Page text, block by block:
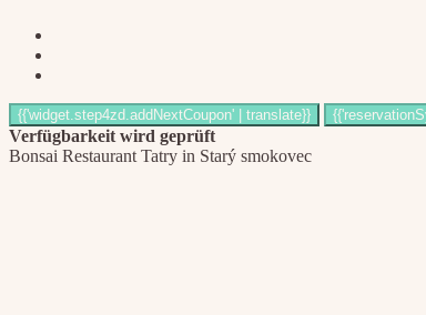
Verfügbarkeit wird geprüft
Bonsai Restaurant Tatry in Starý smokovec